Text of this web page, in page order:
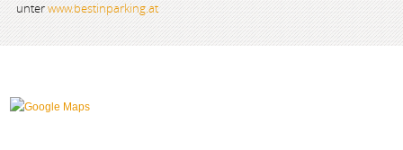
unterwww.bestinparking.at